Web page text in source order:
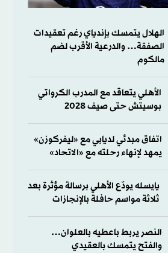
الهلال يتمسك بإندياي رغم تعقيدات
الصفقة… والدرعية الأقرب لضم
مالكوم
الأهلي يتعاقد مع المدرب الكرواتي
بوسيتش حتى صيف 2028
اتفاق مبدئي لديابي مع «ليفركوزن»
يمهد لإنهاء رحلته مع «الاتحاد»
يايسله يودّع الأهلي برسالة مؤثرة بعد
ثلاثة مواسم حافلة بالإنجازات
النصر يربط باعطيه بالعلوان…
والفتح يتمسك بالعقيدي